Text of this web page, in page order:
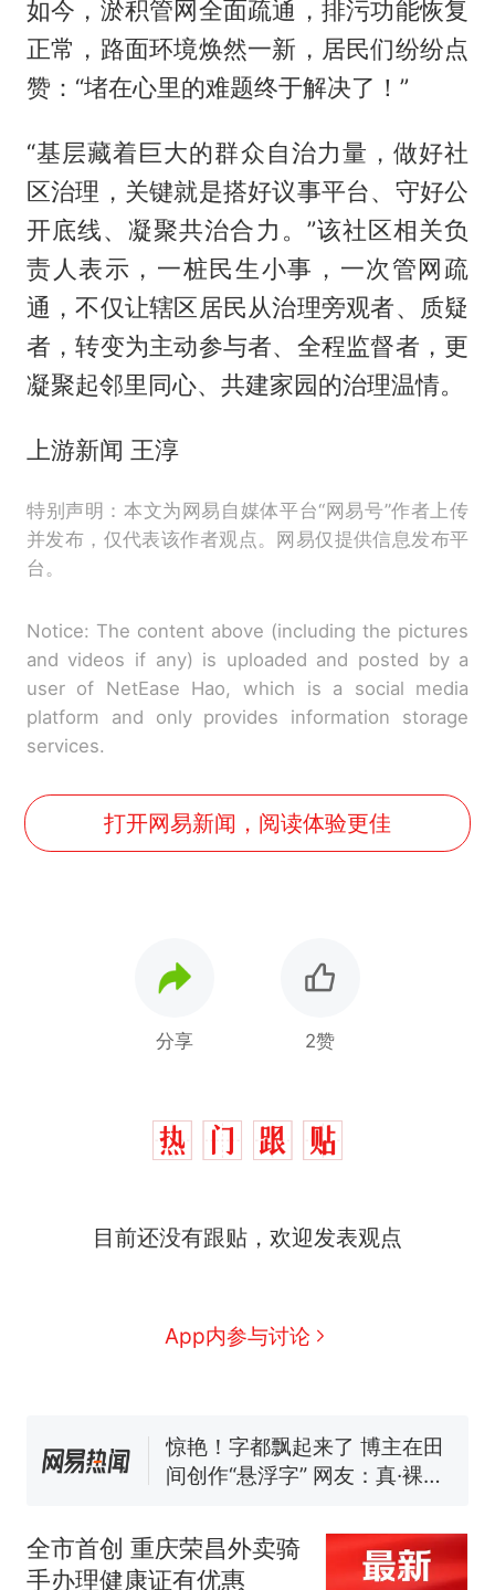
如今，淤积管网全面疏通，排污功能恢复
正常，路面环境焕然一新，居民们纷纷点
赞：“堵在心里的难题终于解决了！”
“基层藏着巨大的群众自治力量，做好社
区治理，关键就是搭好议事平台、守好公
开底线、凝聚共治合力。”该社区相关负
责人表示，一桩民生小事，一次管网疏
通，不仅让辖区居民从治理旁观者、质疑
者，转变为主动参与者、全程监督者，更
凝聚起邻里同心、共建家园的治理温情。
上游新闻 王淳
特别声明：本文为网易自媒体平台“网易号”作者上传
并发布，仅代表该作者观点。网易仅提供信息发布平
台。
Notice: The content above (including the pictures
and videos if any) is uploaded and posted by a
user of NetEase Hao, which is a social media
platform and only provides information storage
services.
打开网易新闻，阅读体验更佳
分享 2赞
目前还没有跟贴，欢迎发表观点
App内参与讨论
么？
新
费大厨“全国小炒肉大王”称
窝，原地守1天等它长大：挖了
来源：参考消息）
笔试第一被第二名传话劝弃考
官方通报
3D！
热 制裁瓜子饺子，美国怕什
么？
全市首创 重庆荣昌外卖骑
手办理健康证有优惠